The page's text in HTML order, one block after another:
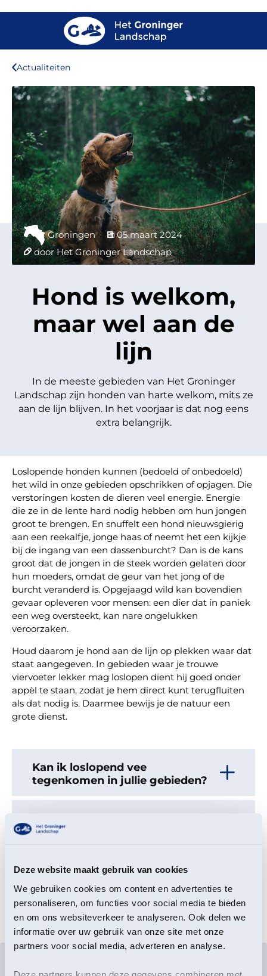
Deze website maakt gebruik van cookies
We gebruiken cookies om content en advertenties te
personaliseren, om functies voor social media te bieden
en om ons websiteverkeer te analyseren. Ook delen we
informatie over uw gebruik van onze site met onze
partners voor social media, adverteren en analyse.
Actualiteiten
Groningen
05 maart 2024
door Het Groninger Landschap
Hond is welkom,
maar wel aan de
lijn
In de meeste gebieden van Het Groninger
Landschap zijn honden van harte welkom, mits ze
aan de lijn blijven. In het voorjaar is dat nog eens
extra belangrijk.
Loslopende honden kunnen (bedoeld of onbedoeld)
het wild in onze gebieden opschrikken of opjagen. Die
verstoringen kosten de dieren veel energie. Energie
die ze in de lente hard nodig hebben om hun jongen
groot te brengen. En snuffelt een hond nieuwsgierig
aan een reekalfje, jonge haas of neemt het een kijkje
bij de ingang van een dassenburcht? Dan is de kans
groot dat de jongen in de steek worden gelaten door
hun moeders, omdat de geur van het jong of de
burcht veranderd is. Opgejaagd wild kan bovendien
gevaar opleveren voor mensen: een dier dat in paniek
een weg oversteekt, kan nare ongelukken
veroorzaken.
Houd daarom je hond aan de lijn op plekken waar dat
staat aangegeven. In gebieden waar je trouwe
viervoeter lekker mag loslopen dient hij goed onder
appèl te staan, zodat je hem direct kunt terugfluiten
als dat nodig is. Daarmee bewijs je de natuur een
grote dienst.
Kan ik loslopend vee
tegenkomen in jullie gebieden?
jullie gebieden?
Mag ik mijn hond meenemen?